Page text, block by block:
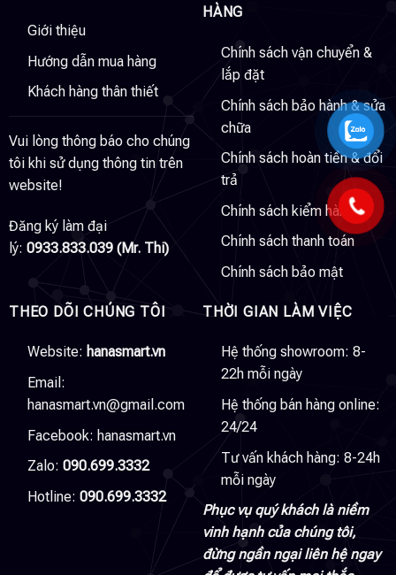
Giới thiệu
Hướng dẫn mua hàng
Khách hàng thân thiết
Vui lòng thông báo cho chúng
tôi khi sử dụng thông tin trên
website!
Đăng ký làm đại
lý: 0933.833.039 (Mr. Thi)
HÀNG
Chính sách vận chuyển &
lắp đặt
Chính sách bảo hành & sửa
chữa
Chính sách hoàn tiền & đổi
trả
Chính sách kiểm hàng
Chính sách thanh toán
Chính sách bảo mật
THEO DÕI CHÚNG TÔI
Website: hanasmart.vn
Email:
hanasmart.vn@gmail.com
Facebook: hanasmart.vn
Zalo: 090.699.3332
Hotline: 090.699.3332
THỜI GIAN LÀM VIỆC
Hệ thống showroom: 8-
22h mỗi ngày
Hệ thống bán hàng online:
24/24
Tư vấn khách hàng: 8-24h
mỗi ngày
Phục vụ quý khách là niềm
vinh hạnh của chúng tôi,
đừng ngần ngại liên hệ ngay